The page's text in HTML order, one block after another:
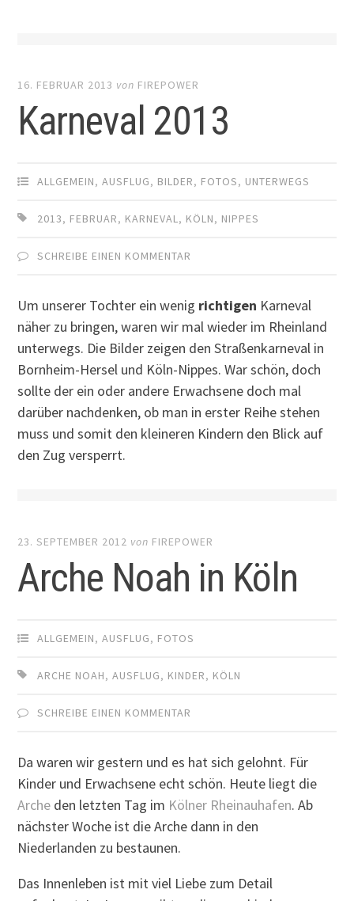
16. FEBRUAR 2013 von FIREPOWER
Karneval 2013
ALLGEMEIN,AUSFLUG, BILDER, FOTOS, UNTERWEGS
2013, FEBRUAR, KARNEVAL, KÖLN, NIPPES
SCHREIBE EINEN KOMMENTAR
Um unserer Tochter ein wenig richtigen Karneval
näher zu bringen, waren wir mal wieder im Rheinland
unterwegs. Die Bilder zeigen den Straßenkarneval in
Bornheim-Hersel und Köln-Nippes. War schön, doch
sollte der ein oder andere Erwachsene doch mal
darüber nachdenken, ob man in erster Reihe stehen
muss und somit den kleineren Kindern den Blick auf
den Zug versperrt.
23. SEPTEMBER 2012 von FIREPOWER
Arche Noah in Köln
ALLGEMEIN,AUSFLUG, FOTOS
ARCHE NOAH,AUSFLUG, KINDER, KÖLN
SCHREIBE EINEN KOMMENTAR
Da waren wir gestern und es hat sich gelohnt. Für
Kinder und Erwachsene echt schön. Heute liegt die
Arche den letzten Tag im Kölner Rheinauhafen. Ab
nächster Woche ist die Arche dann in den
Niederlanden zu bestaunen.
Das Innenleben ist mit viel Liebe zum Detail